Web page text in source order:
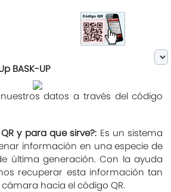
BASK-UP
datos a través del código
y para que sirve?: Es un sistema
información en una especie de
última generación. Con la ayuda
recuperar esta información tan
hacia el código QR.